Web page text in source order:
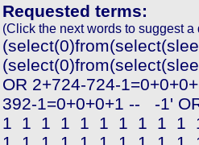
Requested terms:
(Click the next words to suggest
OR 2+724-724-
392-1=0+0+0+1 --
-1'
1
1 1 1 1 1 1 1 1 1